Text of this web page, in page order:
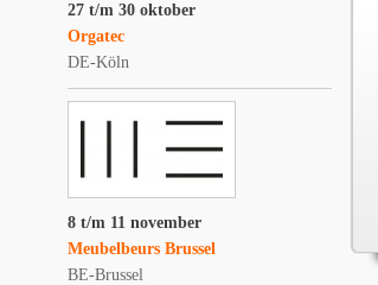
27 t/m 30 oktober
Orgatec
DE-Köln
8 t/m 11 november
Meubelbeurs Brussel
BE-Brussel